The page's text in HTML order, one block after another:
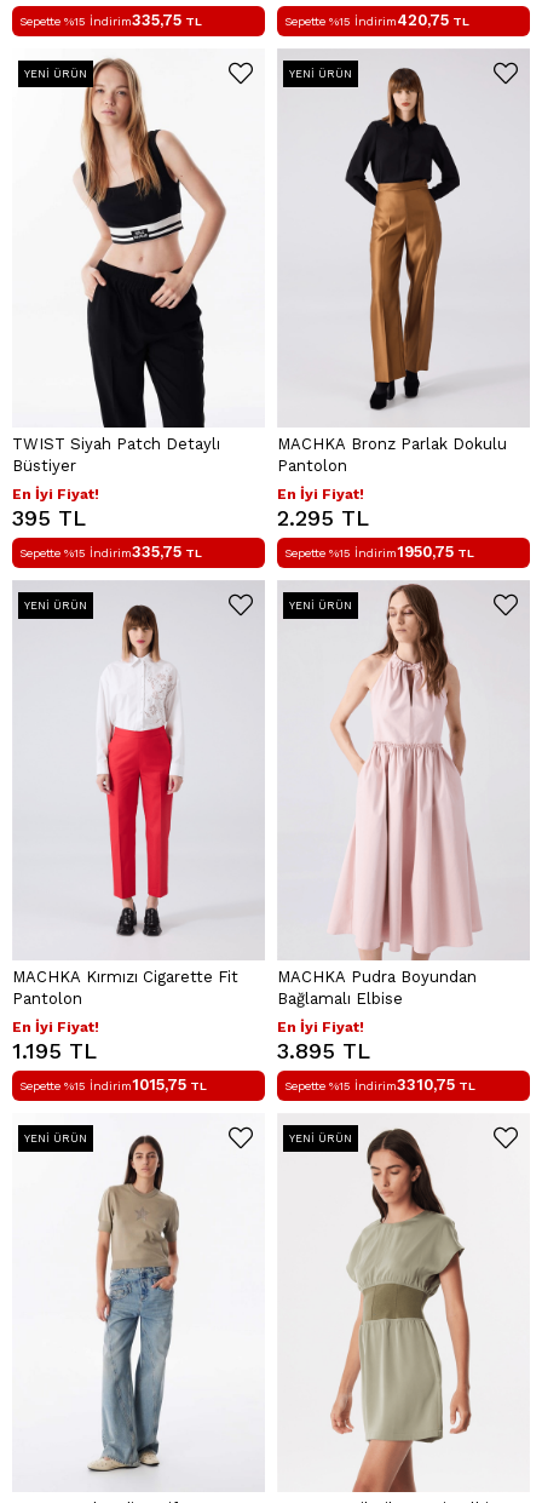
Sepette %15 İndirim335,75 TL Sepette %15 İndirim420,75 TL
YENI ÜRÜN
TWIST Siyah Patch Detaylı
Büstiyer
En İyi Fiyat!
395 TL
Sepette %15 İndirim335,75 TL
YENI ÜRÜN
MACHKA Bronz Parlak Dokulu
Pantolon
En İyi Fiyat!
2.295 TL
Sepette %15 İndirim1950,75 TL
YENI ÜRÜN
MACHKA Kırmızı Cigarette Fit
Pantolon
En İyi Fiyat!
1.195 TL
Sepette %15 İndirim1015,75 TL
YENI ÜRÜN
MACHKA Pudra Boyundan
Bağlamalı Elbise
En İyi Fiyat!
3.895 TL
Sepette %15 İndirim3310,75 TL
YENI ÜRÜN YENI ÜRÜN